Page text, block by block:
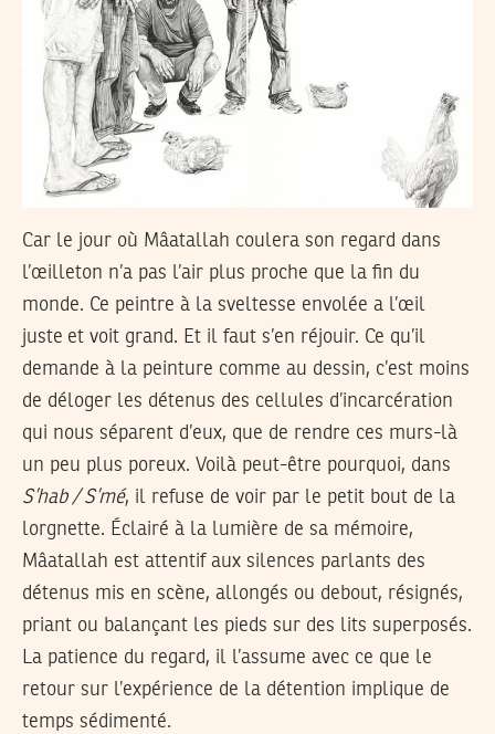
Car le jour où Mâatallah coulera son regard dans
l’œilleton n’a pas l’air plus proche que la fin du
monde. Ce peintre à la sveltesse envolée a l’œil
juste et voit grand. Et il faut s’en réjouir. Ce qu’il
demande à la peinture comme au dessin, c’est moins
de déloger les détenus des cellules d’incarcération
qui nous séparent d’eux, que de rendre ces murs-là
un peu plus poreux. Voilà peut-être pourquoi, dans
S’hab / S’mé, il refuse de voir par le petit bout de la
lorgnette. Éclairé à la lumière de sa mémoire,
Mâatallah est attentif aux silences parlants des
détenus mis en scène, allongés ou debout, résignés,
priant ou balançant les pieds sur des lits superposés.
La patience du regard, il l’assume avec ce que le
retour sur l’expérience de la détention implique de
temps sédimenté.